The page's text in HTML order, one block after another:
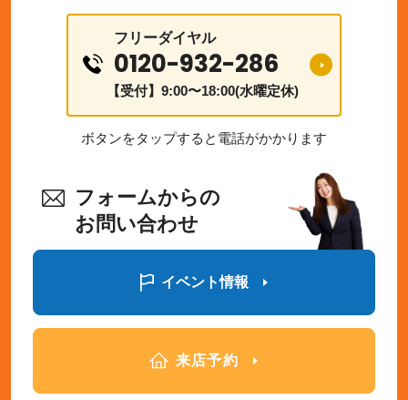
フリーダイヤル
0120-932-286
【受付】9:00〜18:00(水曜定休)
ボタンをタップすると電話がかかります
フォームからの
お問い合わせ
イベント情報
来店予約